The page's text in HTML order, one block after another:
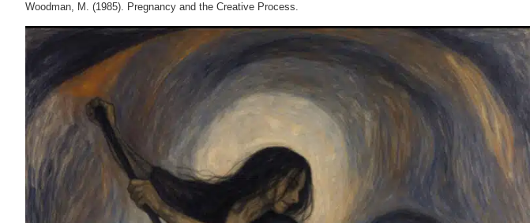
Woodman, M. (1985). Pregnancy and the Creative Process.